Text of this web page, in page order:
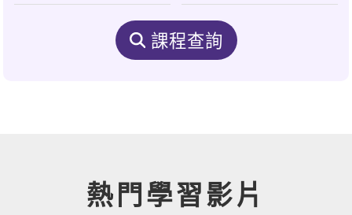
課程查詢
熱門學習影片